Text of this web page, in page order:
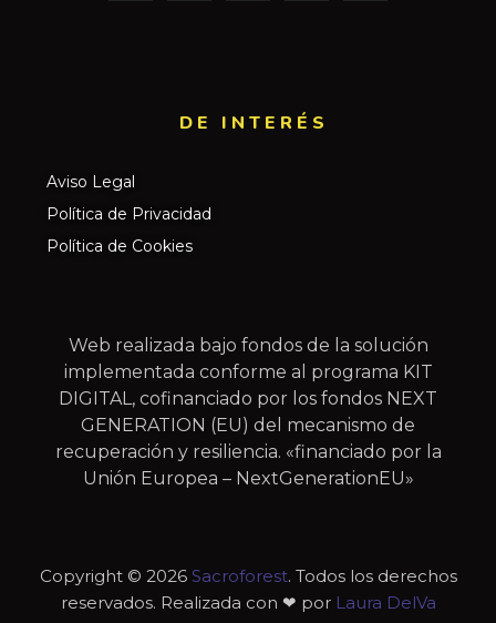
DE INTERÉS​
Aviso Legal
Política de Privacidad
Política de Cookies
Web realizada bajo fondos de la solución
implementada conforme al programa KIT
DIGITAL, cofinanciado por los fondos NEXT
GENERATION (EU) del mecanismo de
recuperación y resiliencia. «financiado por la
Unión Europea – NextGenerationEU»
Copyright © 2026 Sacroforest. Todos los derechos
reservados. Realizada con ❤ por Laura DelVa